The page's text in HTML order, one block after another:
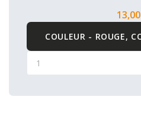
COULEUR - ROUGE,